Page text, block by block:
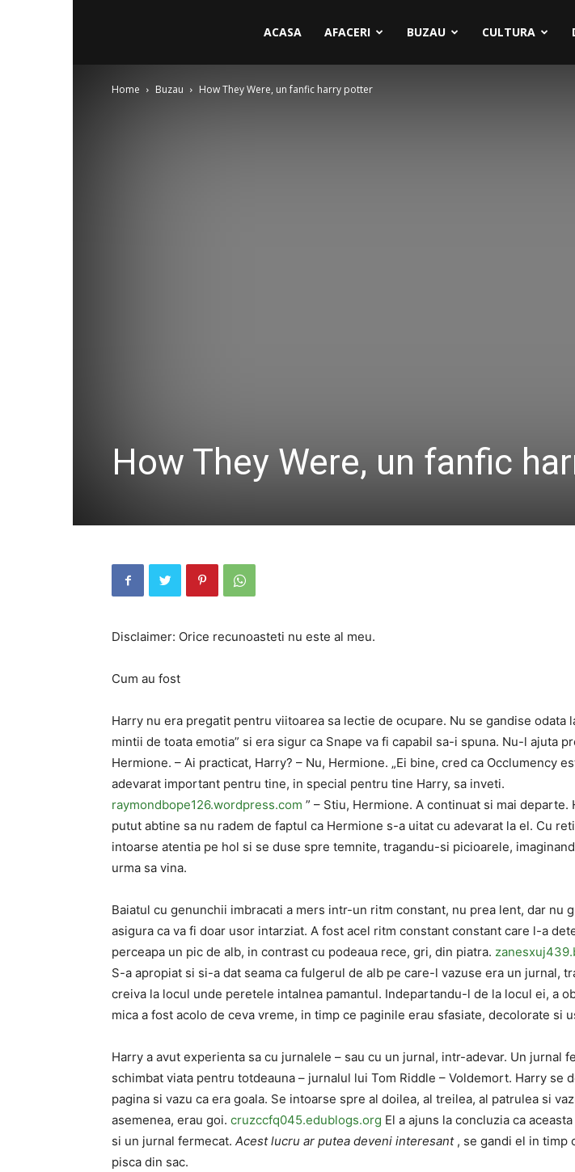
ACASA AFACERI BUZAU CULTURA
Home Buzau How They Were, un fanfic harry potter
How They Were, un fanfic
Disclaimer: Orice recunoasteti nu este al meu.
Cum au fost
Harry nu era pregatit pentru viitoarea sa lectie de ocupare. Nu se gandise odata
mintii de toata emotia” si era sigur ca Snape va fi capabil sa-i spuna. Nu-l ajuta
Hermione. – Ai practicat, Harry? – Nu, Hermione. „Ei bine, cred ca Occlumency
adevarat important pentru tine, in special pentru tine Harry, sa inveti.
raymondbope126.wordpress.com ” – Stiu, Hermione. A continuat si mai departe.
putut abtine sa nu radem de faptul ca Hermione s-a uitat cu adevarat la el. Cu
intoarse atentia pe hol si se duse spre temnite, tragandu-si picioarele,
urma sa vina.
Baiatul cu genunchii imbracati a mers intr-un ritm constant, nu prea lent, dar nu
asigura ca va fi doar usor intarziat. A fost acel ritm constant constant care l-a
perceapa un pic de alb, in ​​contrast cu podeaua rece, gri, din piatra.
S-a apropiat si si-a dat seama ca fulgerul de alb pe care-l vazuse era un jurnal,
creiva la locul unde peretele intalnea pamantul. Indepartandu-l de la locul ei, a
mica a fost acolo de ceva vreme, in timp ce paginile erau sfasiate, decolorate si
Harry a avut experienta sa cu jurnalele – sau cu un jurnal, intr-adevar. Un jurnal
schimbat viata pentru totdeauna – jurnalul lui Tom Riddle – Voldemort. Harry se
pagina si vazu ca era goala. Se intoarse spre al doilea, al treilea, al patrulea si
asemenea, erau goi. cruzccfq045.edublogs.org El a ajuns la concluzia ca
si un jurnal fermecat. Acest lucru ar putea deveni interesant, se gandi el in timp
pisca din sac.